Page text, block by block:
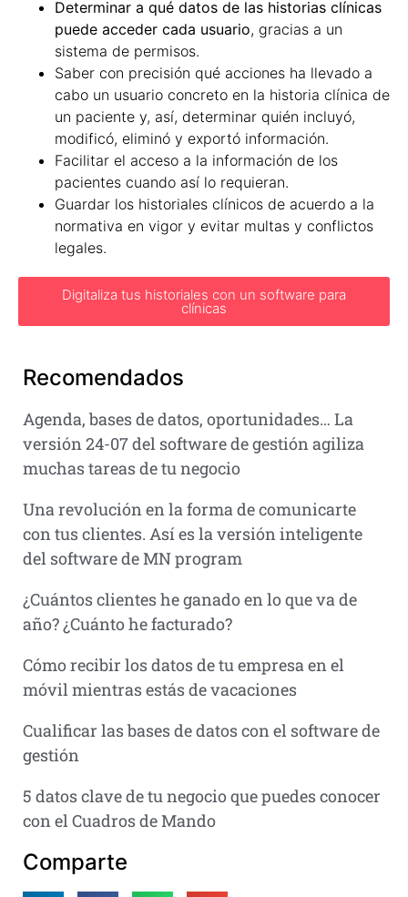
Determinar a qué datos de las historias clínicas
puede acceder cada usuario, gracias a un
sistema de permisos.
Saber con precisión qué acciones ha llevado a
cabo un usuario concreto en la historia clínica de
un paciente y, así, determinar quién incluyó,
modificó, eliminó y exportó información.
Facilitar el acceso a la información de los
pacientes cuando así lo requieran.
Guardar los historiales clínicos de acuerdo a la
normativa en vigor y evitar multas y conflictos
legales.
Digitaliza tus historiales con un software para
clínicas
Recomendados
Agenda, bases de datos, oportunidades… La
versión 24-07 del software de gestión agiliza
muchas tareas de tu negocio
Una revolución en la forma de comunicarte
con tus clientes. Así es la versión inteligente
del software de MN program
¿Cuántos clientes he ganado en lo que va de
año? ¿Cuánto he facturado?
Cómo recibir los datos de tu empresa en el
móvil mientras estás de vacaciones
Cualificar las bases de datos con el software de
gestión
5 datos clave de tu negocio que puedes conocer
con el Cuadros de Mando
Comparte